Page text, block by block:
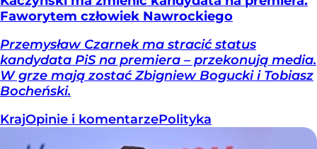
Faworytem człowiek Nawrockiego
Przemysław Czarnek ma stracić status
kandydata PiS na premiera – przekonują media.
W grze mają zostać Zbigniew Bogucki i Tobiasz
Bocheński.
KrajOpinie i komentarzePolityka